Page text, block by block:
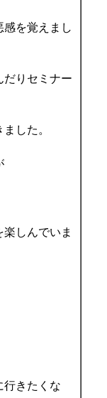
を覚えまし
だりセミナー
した。
しんでいま
行きたくな